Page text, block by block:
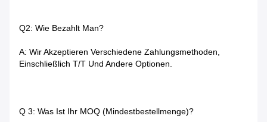
Q2: Wie Bezahlt Man?
A: Wir Akzeptieren Verschiedene Zahlungsmethoden,
Einschließlich T/T Und Andere Optionen.
Q 3: Was Ist Ihr MOQ (Mindestbestellmenge)?